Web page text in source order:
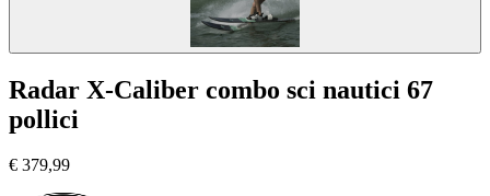
Radar X-Caliber combo sci nautici 67
pollici
€ 379,99